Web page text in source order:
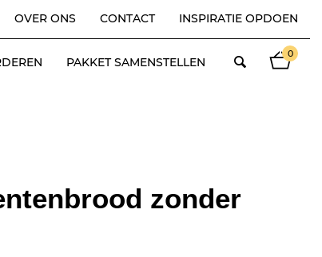
OVER ONS CONTACT INSPIRATIE OPDOEN
PAKKET SAMENSTELLEN
0
zonder